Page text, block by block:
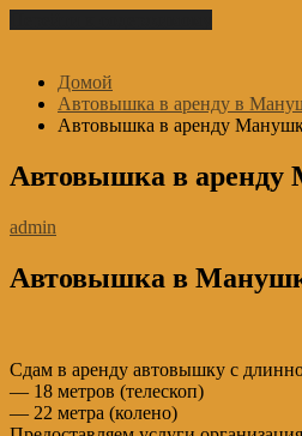
Домой
Автовышка в аренду в
Автовышка в аренду
Автовышка в
admin
Автовышка в
Сдам в аренду автовышку с
— 18 метров (телескоп)
— 22 метра (колено)